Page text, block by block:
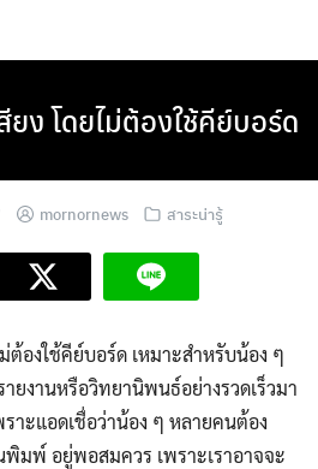
ง โดยไม่ต้องใช้คีย์บอร์ด
mornornews สาระน่ารู้
ต้องใช้คีย์บอร์ด เหมาะสำหรับน้อง ๆ
ยงานหรือวิทยานิพนธ์อย่างรวดเร็วมา
ราะแอดเชื่อว่าน้อง ๆ หลายคนต้อง
พ์ อยู่พอสมควร เพราะเราอาจจะ